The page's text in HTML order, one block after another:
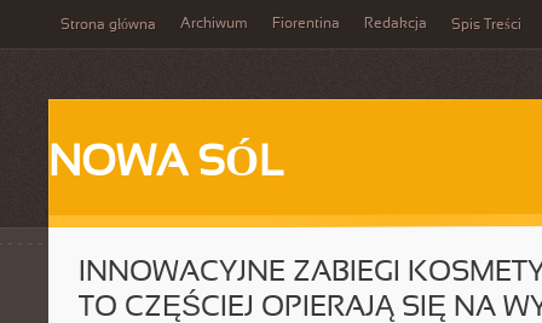
Strona główna Archiwum Fiorentina Redakcja Spis Treści
NOWA SÓL
INNOWACYJNE ZABIEGI
TO CZĘŚCIEJ OPIERAJĄ SIĘ NA